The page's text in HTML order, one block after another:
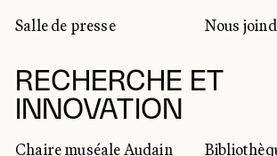
Salle de presse
Nous
RECHERCHE ET
INNOVATION
Chaire muséale Audain